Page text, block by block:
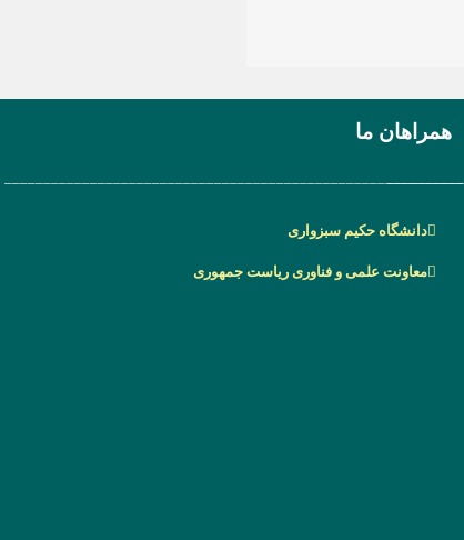
همراهان ما
دانشگاه حکیم سبزواری
معاونت علمی و فناوری ریاست جمهوری